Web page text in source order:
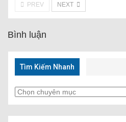
PREV NEXT
Bình luận
Tìm Kiếm Nhanh
Tìm
Kiếm
Nhanh